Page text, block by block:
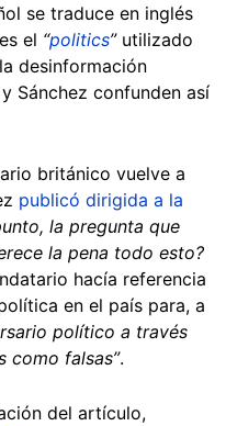
se traduce en inglés
el “politics”utilizado
desinformación
Sánchez confunden así
británico vuelve a
publicó dirigida a la
la pregunta que
la pena todo esto?
hacía referencia
en el país para, a
político a través
como falsas”.
del artículo,